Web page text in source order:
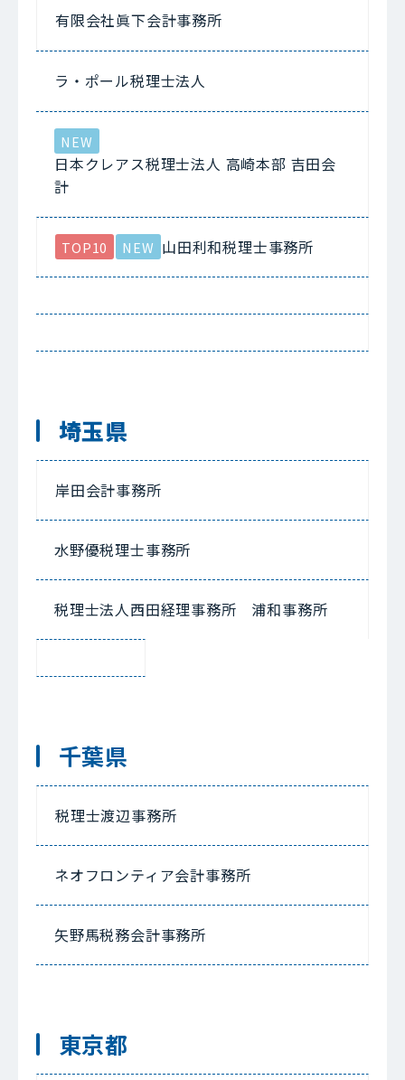
有限会社眞下会計事務所
ラ・ポール税理士法人
NEW
日本クレアス税理士法人 高崎本部 吉田会
計
TOP10 NEW 山田利和税理士事務所
埼玉県
岸田会計事務所
水野優税理士事務所
税理士法人西田経理事務所 浦和事務所
千葉県
税理士渡辺事務所
ネオフロンティア会計事務所
矢野馬税務会計事務所
東京都